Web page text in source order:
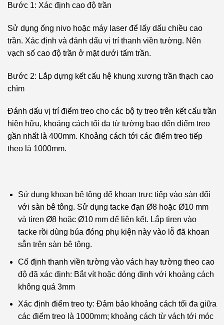
Bước 1: Xác định cao độ trần
Sử dụng ống nivo hoặc máy laser để lấy dấu chiều cao
trần. Xác định và đánh dấu vị trí thanh viền tường. Nên
vạch số cao độ trần ở mặt dưới tấm trần.
Bước 2: Lắp dựng kết cấu hệ khung xương trần thạch cao
chìm
Đánh dấu vị trí điểm treo cho các bộ ty treo trên kết cấu trần
hiện hữu, khoảng cách tối đa từ tường bao đến điểm treo
gần nhất là 400mm. Khoảng cách tới các điểm treo tiếp
theo là 1000mm.
Sử dụng khoan bê tông để khoan trực tiếp vào sàn đối
với sàn bê tông. Sử dụng tacke đạn Ø8 hoặc Ø10 mm
và tiren Ø8 hoặc Ø10 mm để liên kết. Lắp tiren vào
tacke rồi dùng búa đóng phụ kiện này vào lỗ đã khoan
sẵn trên sàn bê tông.
Cố định thanh viền tường vào vách hay tường theo cao
độ đã xác định: Bắt vít hoặc đóng đinh với khoảng cách
không quá 3mm
Xác định điểm treo ty: Đảm bảo khoảng cách tối đa giữa
các điểm treo là 1000mm; khoảng cách từ vách tới móc